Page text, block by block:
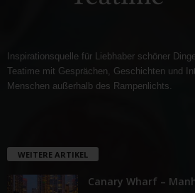
Inspirationsquelle für Liebhaber schöner
Teatime mit Gesprächen, Geschichten und
Menschen außerhalb des Rampenlichts.
WEITERE ARTIKEL
Canary Wharf –